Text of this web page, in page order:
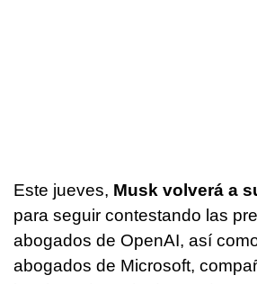
Este jueves, Musk volverá a
para seguir contestando las
abogados de OpenAI, así
abogados de Microsoft,